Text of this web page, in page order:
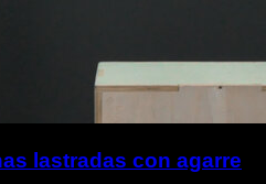
lastradas con agarre